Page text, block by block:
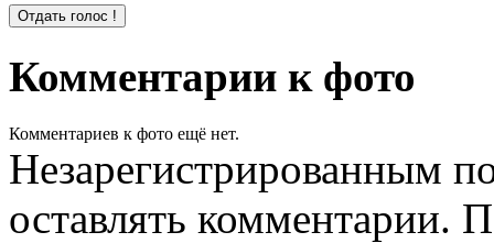
Комментарии к фото
Комментариев к фото ещё нет.
Незарегистрированным
оставлять комментарии.